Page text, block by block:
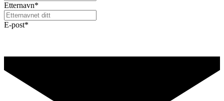
Etternavn*
E-post*